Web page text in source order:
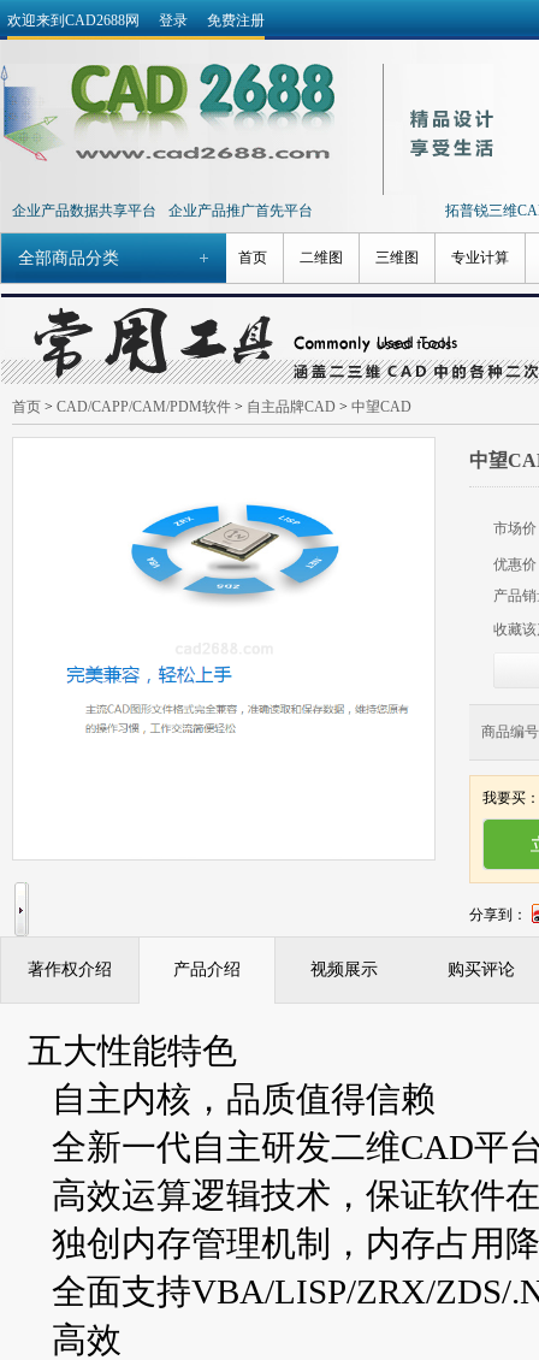
欢迎来到CAD2688网 登录 免费注册
企业产品数据共享平台 企业产品推广首先平台 拓普锐三维
全部商品分类 首页 二维图 三维图 专业计算
首页 > CAD/CAPP/CAM/PDM软件 > 自主品牌CAD > 中望CAD
中望
市场
优惠
产品
收藏
商品编
我要买：
分享到：
著作权介绍 产品介绍 视频展示 购买评论
五大性能特色
自主内核，品质值得信赖
全新一代自主研发二维CAD平
高效运算逻辑技术，保证软件
独创内存管理机制，内存占用
全面支持VBA/LISP/ZRX/ZDS/
高效